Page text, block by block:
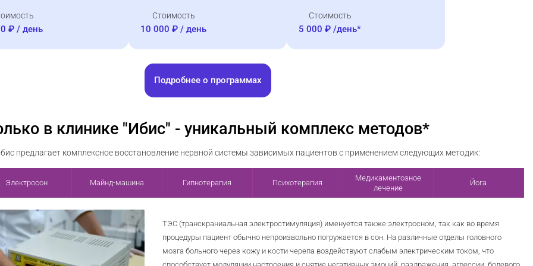
₽ / день
Стоимость
10 000 ₽ / день
Стоимость
5 000 ₽ /день*
Подробнее о программах
в клинике "Ибис" - уникальный комплекс методов*
предлагает комплексное восстановление нервной системы зависимых пациентов с применением следующих методик:
Электросон Майнд-машина Гипнотерапия Психотерапия
Медикаментозное
лечение
Йога
ТЭС (транскраниальная электростимуляция) именуется также электросном, так как во время
процедуры пациент обычно непроизвольно погружается в сон. На различные отделы головного
мозга больного через кожу и кости черепа воздействуют слабым электрическим током, что